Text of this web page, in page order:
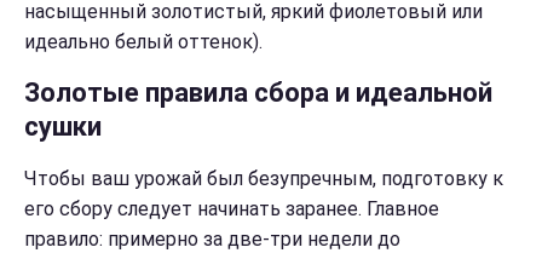
насыщенный золотистый, яркий фиолетовый или
идеально белый оттенок).
Золотые правила сбора и идеальной
сушки
Чтобы ваш урожай был безупречным, подготовку к
его сбору следует начинать заранее. Главное
правило: примерно за две-три недели до